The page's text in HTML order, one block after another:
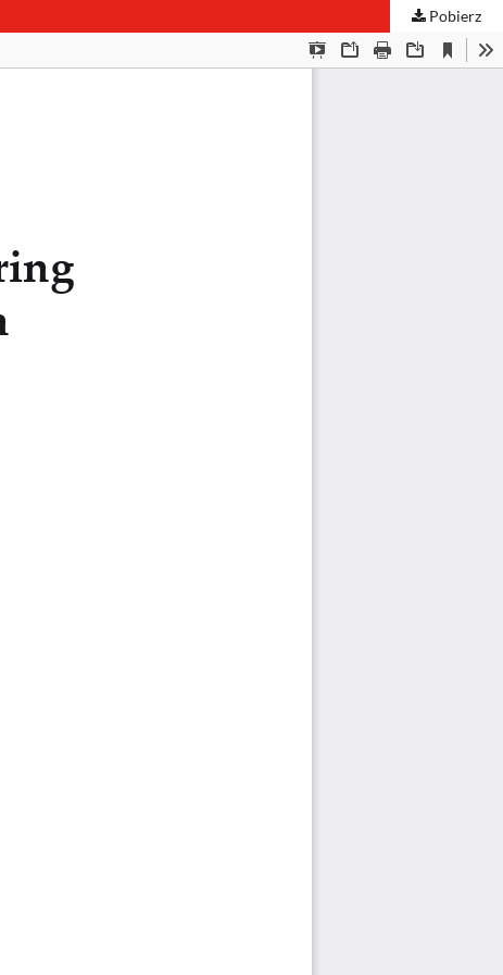
Pobierz